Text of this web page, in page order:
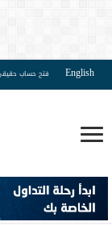
English فتح حساب